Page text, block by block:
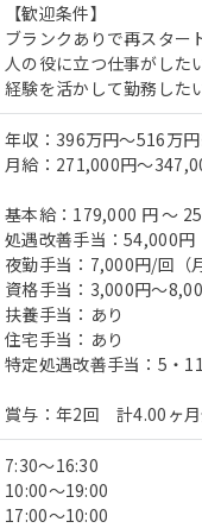
【歓迎条件】
ブランクありで再スター
人の役に立つ仕事がした
経験を活かして勤務した
年収：396万円～516万
月給：271,000円～
基本給：179,000 円 〜
処遇改善手当：54,000円
夜勤手当：7,000円/回（
資格手当：3,000円～
扶養手当：あり
住宅手当：あり
特定処遇改善手当：5・
賞与：年2回 計4.00ヶ月
7:30～16:30
10:00～19:00
17:00～10:00